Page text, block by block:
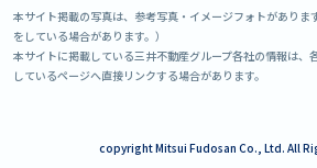
本サイト掲載の写真は、参考写真・イメージフォトがありま
をしている場合があります。）
本サイトに掲載している三井不動産グループ各社の情報は、
しているページへ直接リンクする場合があります。
copyright Mitsui Fudosan Co., Ltd. All